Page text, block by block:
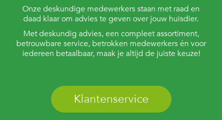
Onze deskundige medewerkers staan met raad en
daad klaar om advies te geven over jouw huisdier.
Met deskundig advies, een compleet assortiment,
betrouwbare service, betrokken medewerkers én voor
iedereen betaalbaar, maak je altijd de juiste keuze!
Klantenservice